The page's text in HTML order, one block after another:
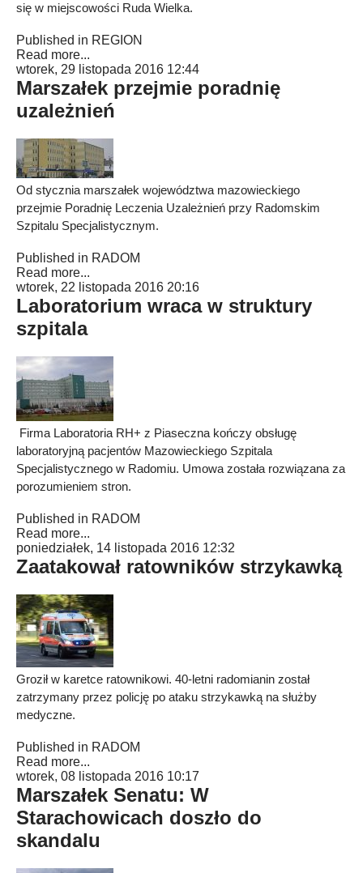
się w miejscowości Ruda Wielka.
Published in REGION
Read more...
wtorek, 29 listopada 2016 12:44
Marszałek przejmie poradnię
uzależnień
Od stycznia marszałek województwa mazowieckiego
przejmie Poradnię Leczenia Uzależnień przy Radomskim
Szpitalu Specjalistycznym.
Published in RADOM
Read more...
wtorek, 22 listopada 2016 20:16
Laboratorium wraca w struktury
szpitala
Firma Laboratoria RH+ z Piaseczna kończy obsługę
laboratoryjną pacjentów Mazowieckiego Szpitala
Specjalistycznego w Radomiu. Umowa została rozwiązana za
porozumieniem stron.
Published in RADOM
Read more...
poniedziałek, 14 listopada 2016 12:32
Zaatakował ratowników strzykawką
Groził w karetce ratownikowi. 40-letni radomianin został
zatrzymany przez policję po ataku strzykawką na służby
medyczne.
Published in RADOM
Read more...
wtorek, 08 listopada 2016 10:17
Marszałek Senatu: W
Starachowicach doszło do
skandalu